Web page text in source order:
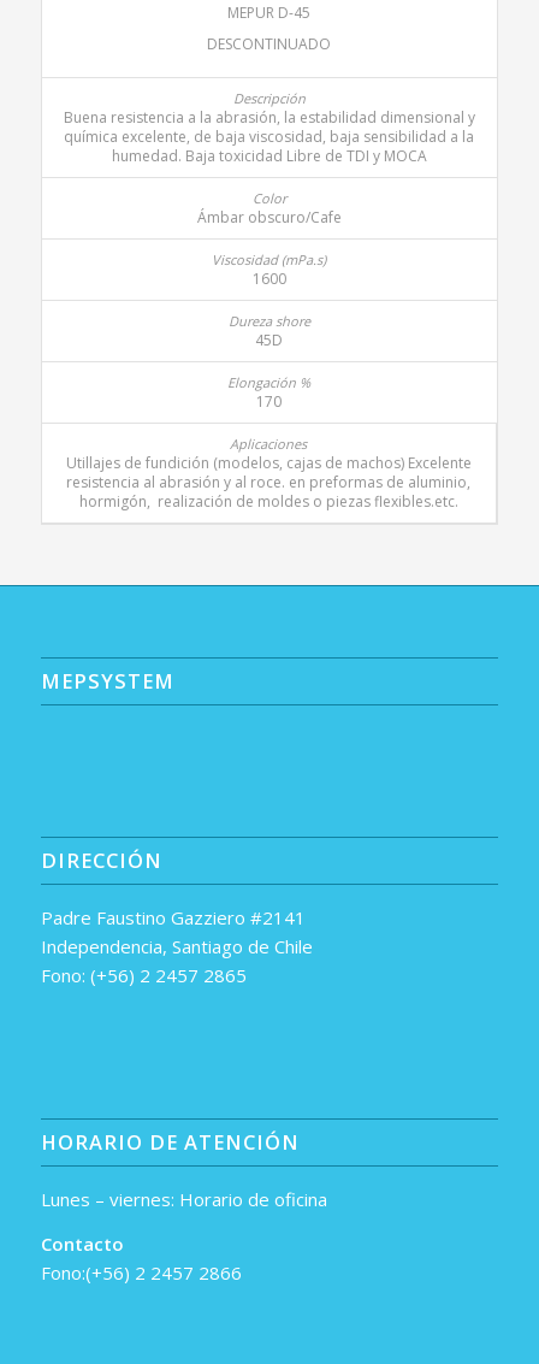
MEPUR D-45
DESCONTINUADO
Buena resistencia a la abrasión, la estabilidad dimensional y
química excelente, de baja viscosidad, baja sensibilidad a la
humedad. Baja toxicidad Libre de TDI y MOCA
Ámbar obscuro/Cafe
1600
45D
170
Utillajes de fundición (modelos, cajas de machos) Excelente
resistencia al abrasión y al roce. en preformas de aluminio,
hormigón, realización de moldes o piezas flexibles.etc.
MEPSYSTEM
DIRECCIÓN
Padre Faustino Gazziero #2141
Independencia, Santiago de Chile
Fono: (+56) 2 2457 2865
HORARIO DE ATENCIÓN
Lunes – viernes: Horario de oficina
Contacto
Fono:(+56) 2 2457 2866